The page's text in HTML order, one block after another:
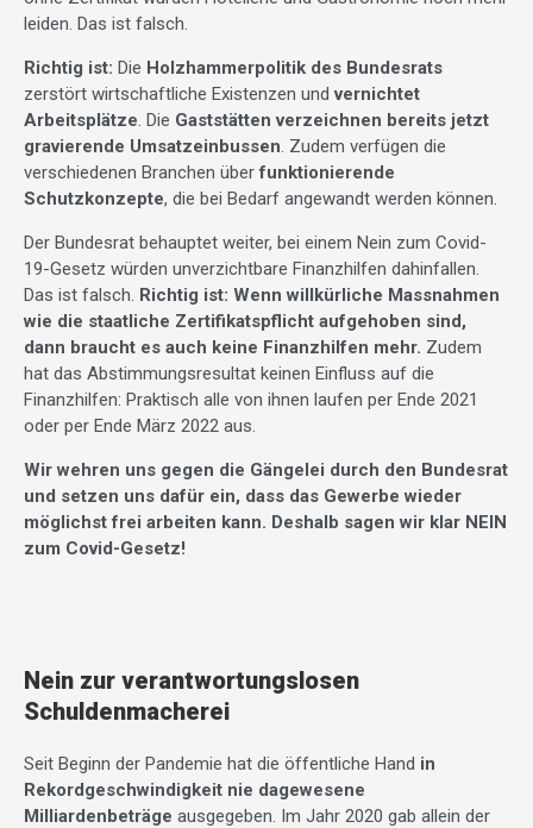
leiden. Das ist falsch.
Richtig ist: Die Holzhammerpolitik des Bundesrats
zerstört wirtschaftliche Existenzen undvernichtet
Arbeitsplätze. Die Gaststätten verzeichnen bereits jetzt
gravierende Umsatzeinbussen. Zudem verfügen die
verschiedenen Branchen überfunktionierende
Schutzkonzepte, die bei Bedarf angewandt werden können.
Der Bundesrat behauptet weiter, bei einem Nein zum Covid-
19-Gesetz würden unverzichtbare Finanzhilfen dahinfallen.
Das ist falsch. Richtig ist: Wenn willkürliche Massnahmen
wie die staatliche Zertifikatspflicht aufgehoben sind,
dann braucht es auch keine Finanzhilfen mehr. Zudem
hat das Abstimmungsresultat keinen Einfluss auf die
Finanzhilfen: Praktisch alle von ihnen laufen per Ende 2021
oder per Ende März 2022 aus.
Wir wehren uns gegen die Gängelei durch den Bundesrat
und setzen uns dafür ein, dass das Gewerbe wieder
möglichst frei arbeiten kann. Deshalb sagen wir klar NEIN
zum Covid-Gesetz!
Nein zur verantwortungslosen
Schuldenmacherei
Seit Beginn der Pandemie hat die öffentliche Hand in
Rekordgeschwindigkeit nie dagewesene
Milliardenbeträge ausgegeben. Im Jahr 2020 gab allein der